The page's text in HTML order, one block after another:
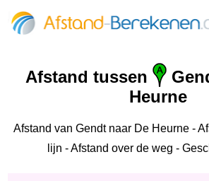
Afstand tussen
Heurne
Afstand van Gendt naar De Heurne -
lijn - Afstand over de weg -